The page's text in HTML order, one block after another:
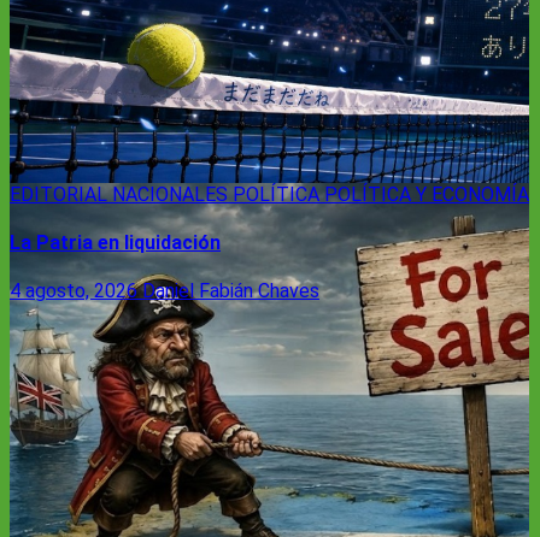
EDITORIALNACIONALES POLÍTICAPOLÍTICA Y ECONOMÍA
La Patria en liquidación
4 agosto, 2026Daniel Fabián Chaves